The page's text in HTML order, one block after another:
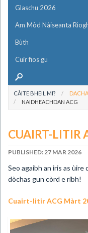
Glaschu 2026
Am Mòd Nàiseanta
Bùth
Cuir fios gu
CÀITE BHEIL MI?
NAIDHEACHDAN ACG
CUAIRT-LITIR
PUBLISHED: 27 MAR 2026
​​Seo agaibh an iris as
dòchas gun còrd e ribh!
Cuairt-litir ACG Màrt